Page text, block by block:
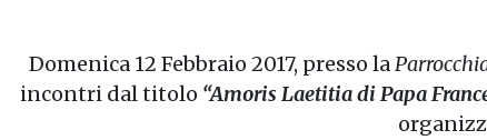
Domenica 12 Febbraio 2017, presso la
incontri dal titolo “Amoris Laetitia di Papa